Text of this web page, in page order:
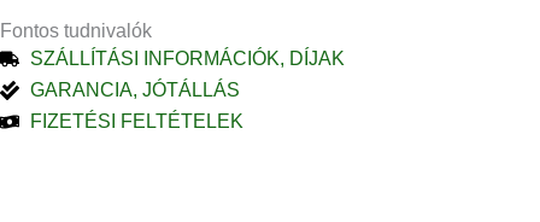
Fontos tudnivalók
SZÁLLÍTÁSI INFORMÁCIÓK, DÍJAK
GARANCIA, JÓTÁLLÁS
FIZETÉSI FELTÉTELEK